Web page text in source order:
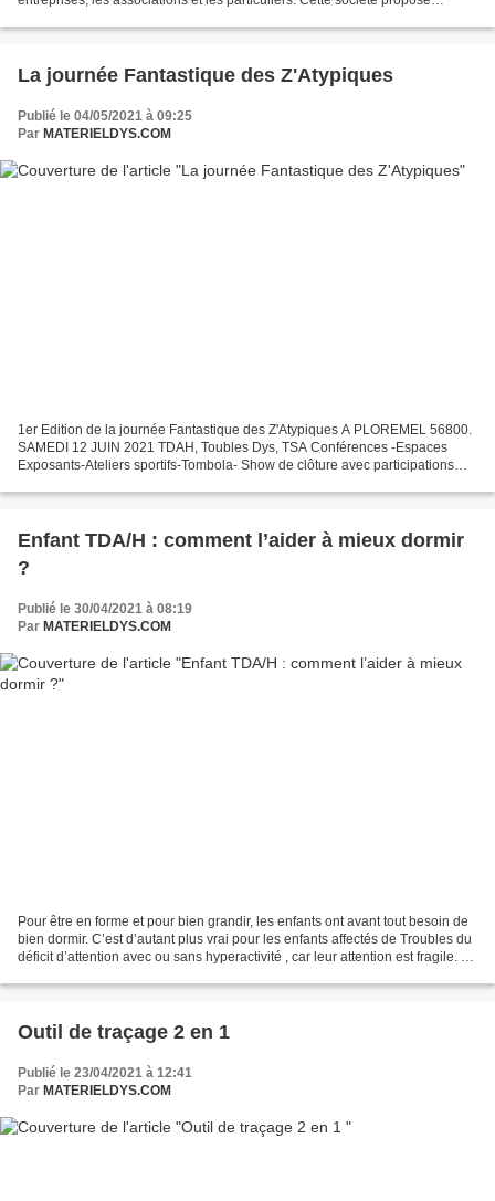
La journée Fantastique des Z'Atypiques
Publié le 04/05/2021 à 09:25
Par MATERIELDYS.COM
1er Edition de la journée Fantastique des Z'Atypiques A PLOREMEL 56800.
SAMEDI 12 JUIN 2021 TDAH, Toubles Dys, TSA Conférences -Espaces
Exposants-Ateliers sportifs-Tombola- Show de clôture avec participations
Enfant TDA/H : comment l’aider à mieux dormir
?
Publié le 30/04/2021 à 08:19
Par MATERIELDYS.COM
Pour être en forme et pour bien grandir, les enfants ont avant tout besoin de
bien dormir. C’est d’autant plus vrai pour les enfants affectés de Troubles du
déficit d’attention avec ou sans hyperactivité , car leur attention est fragile. Or,
Outil de traçage 2 en 1
Publié le 23/04/2021 à 12:41
Par MATERIELDYS.COM